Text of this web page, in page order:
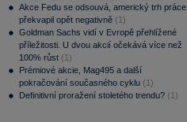
Akce Fedu se odsouvá, americký trh práce
překvapil opět negativně (1)
Goldman Sachs vidí v Evropě přehlížené
příležitosti. U dvou akcií očekává více než
100% růst (1)
Prémiové akcie, Mag495 a další
pokračování současného cyklu (1)
Definitivní proražení stoletého trendu? (1)